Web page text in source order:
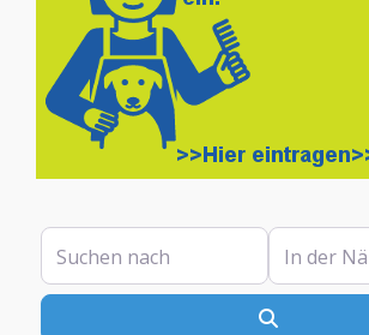
Suchen nach In der Nähe